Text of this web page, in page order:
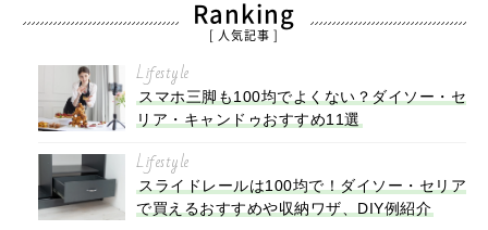
Ranking
[ 人気記事 ]
Lifestyle
スマホ三脚も100均でよくない？ダイソー・セ
リア・キャンドゥおすすめ11選
Lifestyle
スライドレールは100均で！ダイソー・セリア
で買えるおすすめや収納ワザ、DIY例紹介